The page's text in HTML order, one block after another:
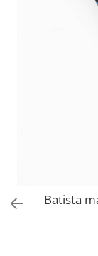
Batista